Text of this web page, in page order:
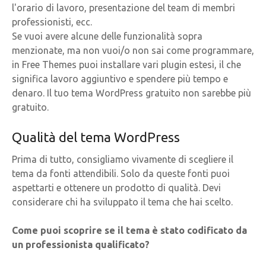
l'orario di lavoro, presentazione del team di membri
professionisti, ecc.
Se vuoi avere alcune delle funzionalità sopra
menzionate, ma non vuoi/o non sai come programmare,
in Free Themes puoi installare vari plugin estesi, il che
significa lavoro aggiuntivo e spendere più tempo e
denaro. Il tuo tema WordPress gratuito non sarebbe più
gratuito.
Qualità del tema WordPress
Prima di tutto, consigliamo vivamente di scegliere il
tema da fonti attendibili. Solo da queste fonti puoi
aspettarti e ottenere un prodotto di qualità. Devi
considerare chi ha sviluppato il tema che hai scelto.
Come puoi scoprire se il tema è stato codificato da
un professionista qualificato?